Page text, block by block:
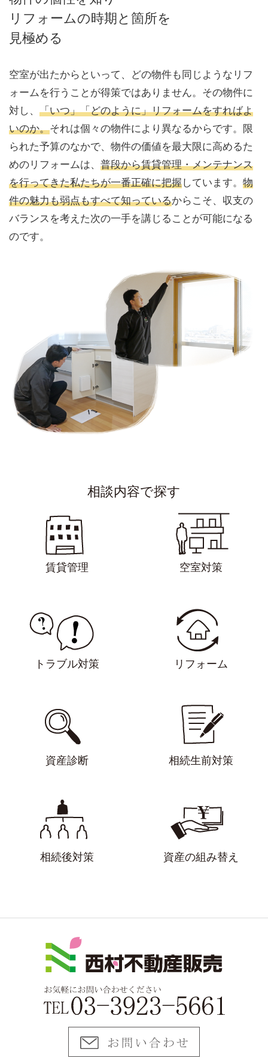
リフォームの時期と箇所を
見極める
空室が出たからといって、どの物件も同じようなリフ
ォームを行うことが得策ではありません。その物件に
対し、 「いつ」「どのように」リフォームをすればよ
いのか。それは個々の物件により異なるからです。限
られた予算のなかで、物件の価値を最大限に高めるた
めのリフォームは、 普段から賃貸管理・メンテナンス
を行ってきた私たちが一番正確に把握しています。 物
件の魅力も弱点もすべて知っているからこそ、収支の
バランスを考えた次の一手を講じることが可能になる
のです。
相談内容で探す
賃貸管理 空室対策
トラブル対策 リフォーム
資産診断 相続生前対策
相続後対策 資産の組み替え